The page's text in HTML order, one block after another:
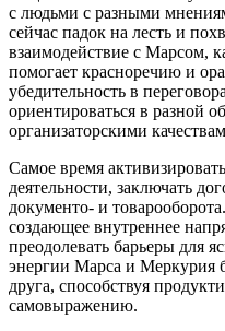
с людьми с разными
сейчас падок на лесть и
взаимодействие с Марсом,
помогает красноречию и
убедительность в
ориентироваться в разной
организаторскими
Самое время
деятельности, заключать
документо- и
создающее внутреннее
преодолевать барьеры для
энергии Марса и Меркурия
друга, способствуя
самовыражению.